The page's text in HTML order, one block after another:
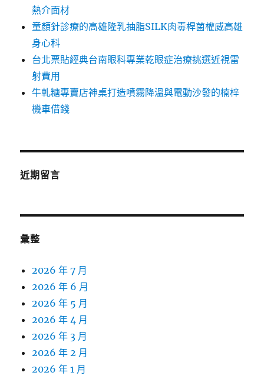
熱介面材
童顏針診療的高雄隆乳抽脂SILK肉毒桿菌權威高雄
身心科
台北票貼經典台南眼科專業乾眼症治療挑選近視雷
射費用
牛軋糖專賣店神桌打造噴霧降溫與電動沙發的楠梓
機車借錢
近期留言
彙整
2026 年 7 月
2026 年 6 月
2026 年 5 月
2026 年 4 月
2026 年 3 月
2026 年 2 月
2026 年 1 月